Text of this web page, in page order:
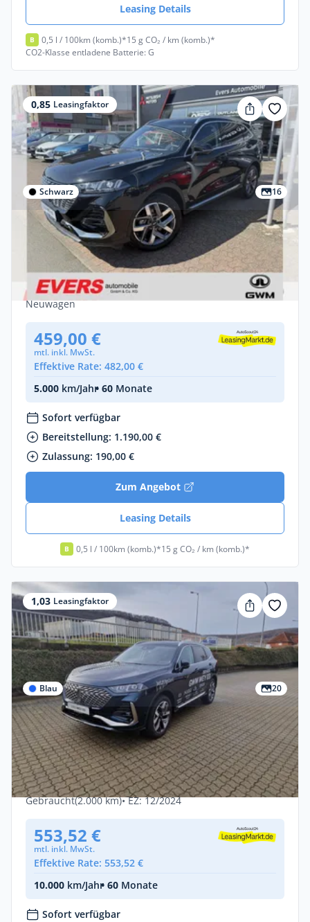
Leasing Details
B 0,5 l / 100km (komb.)*15 g CO₂ / km (komb.)*
CO2-Klasse entladene Batterie: G
0,85 Leasingfaktor
Schwarz 16
Gewerbe
GWM WEY 03 Luxury *LED *Alcantara
*HUD *2 Tonnen Anhängelast
Hybrid •Automatik •204 PS (150 kW)
Neuwagen
459,00 €
mtl. inkl. MwSt.
Effektive Rate: 482,00 €
5.000 km/Jahr• 60 Monate
Sofort verfügbar
Bereitstellung: 1.190,00 €
Zulassung: 190,00 €
Zum Angebot
Leasing Details
B 0,5 l / 100km (komb.)*15 g CO₂ / km (komb.)*
1,03 Leasingfaktor
Blau 20
Gewerbe & Privat
GWM WEY 03 *LUXURY*Bis zu 130 km
rein elektrische Reichweite "Sofort
verfügbar"
Hybrid •Automatik •204 PS (150 kW)
Gebraucht(2.000 km)• EZ: 12/2024
553,52 €
mtl. inkl. MwSt.
Effektive Rate: 553,52 €
10.000 km/Jahr• 60 Monate
Sofort verfügbar